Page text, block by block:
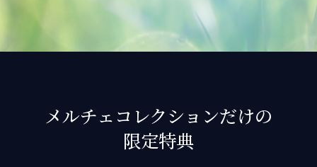
メルチェコレクションだけの
限定特典